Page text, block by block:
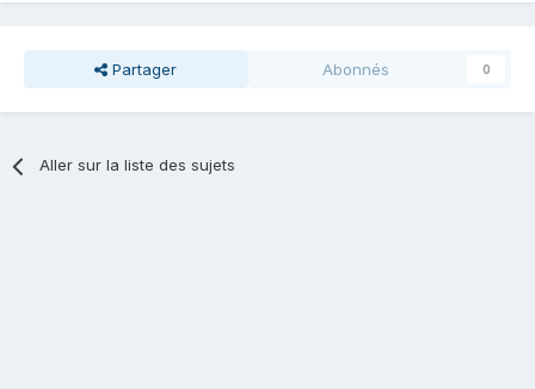
Partager Abonnés 0
Aller sur la liste des sujets